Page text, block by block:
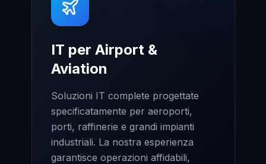
IT per Airport &
Aviation
Soluzioni IT complete progettate
specificatamente per aeroporti,
porti, raffinerie e grandi impianti
industriali. La nostra esperienza
garantisce operazioni affidabili,